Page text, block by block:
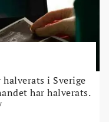
i Sverige
har halverats.